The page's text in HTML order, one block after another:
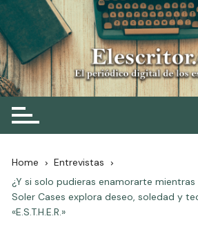
Skip
to
content
Elescritor.es
El periódico digital de los escritores
Home
Entrevistas
¿Y si solo pudieras enamorarte
Soler Cases explora deseo, soledad y
«E.S.T.H.E.R.»